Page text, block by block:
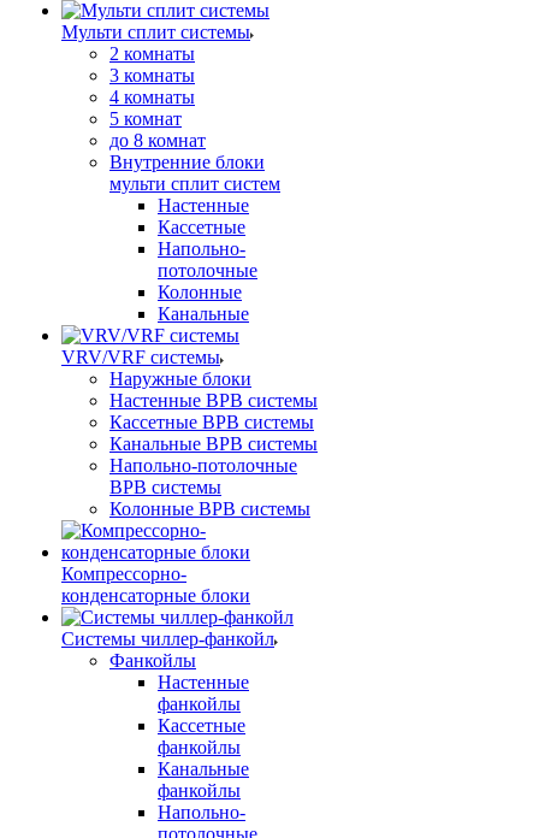
Мульти сплит системы
2 комнаты
3 комнаты
4 комнаты
5 комнат
до 8 комнат
Внутренние блоки
мульти сплит систем
Настенные
Кассетные
Напольно-
потолочные
Колонные
Канальные
VRV/VRF системы
Наружные блоки
Настенные ВРВ системы
Кассетные ВРВ системы
Канальные ВРВ системы
Напольно-потолочные
ВРВ системы
Колонные ВРВ системы
Компрессорно-
конденсаторные блоки
Системы чиллер-фанкойл
Фанкойлы
Настенные
фанкойлы
Кассетные
фанкойлы
Канальные
фанкойлы
Напольно-
потолочные